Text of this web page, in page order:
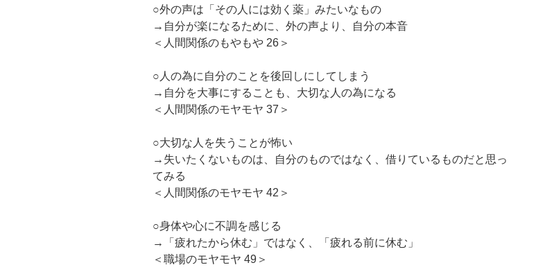
○外の声は「その人には効く薬」みたいなもの
→自分が楽になるために、外の声より、自分の本音
＜人間関係のもやもや 26＞
○人の為に自分のことを後回しにしてしまう
→自分を大事にすることも、大切な人の為になる
＜人間関係のモヤモヤ 37＞
○大切な人を失うことが怖い
→失いたくないものは、自分のものではなく、借りているものだと思っ
てみる
＜人間関係のモヤモヤ 42＞
○身体や心に不調を感じる
→「疲れたから休む」ではなく、「疲れる前に休む」
＜職場のモヤモヤ 49＞